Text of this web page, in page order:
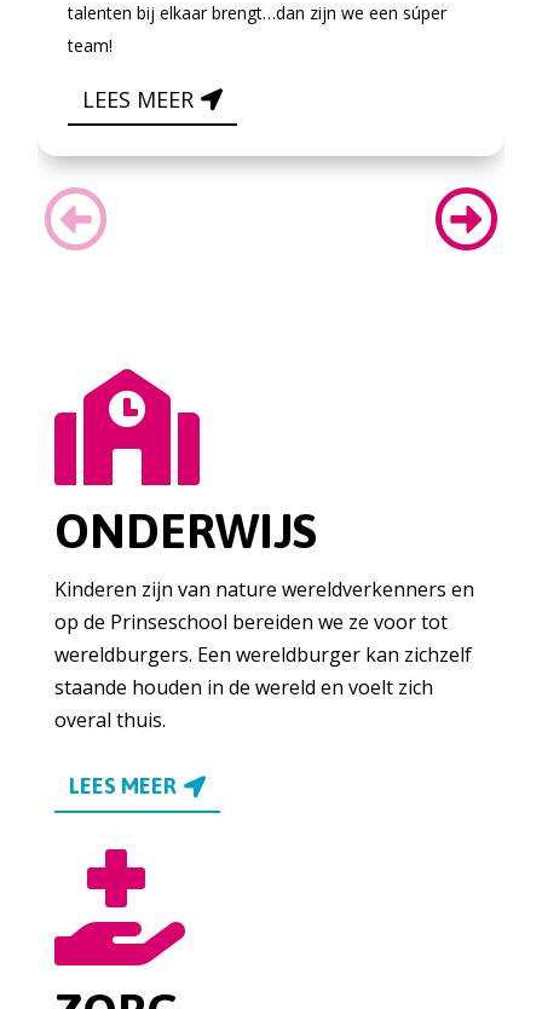
talenten bij elkaar brengt…dan zijn we een súper
team!
LEES MEER

ONDERWIJS
Kinderen zijn van nature wereldverkenners en
op de Prinseschool bereiden we ze voor tot
wereldburgers. Een wereldburger kan zichzelf
staande houden in de wereld en voelt zich
overal thuis.
LEES MEER
